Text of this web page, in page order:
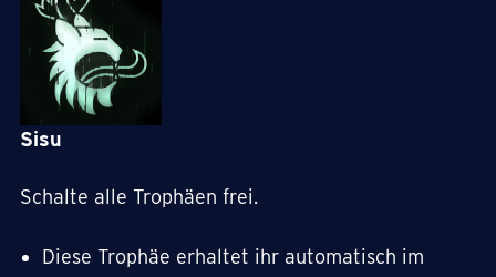
Sisu
Schalte alle Trophäen frei.
Diese Trophäe erhaltet ihr automatisch im